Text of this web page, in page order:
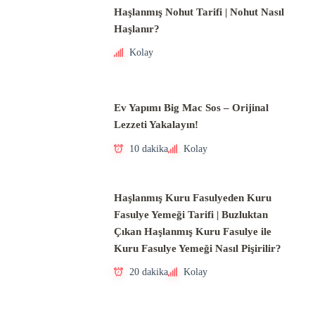
Haşlanmış Nohut Tarifi | Nohut Nasıl
Haşlanır?
Kolay
Ev Yapımı Big Mac Sos – Orijinal
Lezzeti Yakalayın!
10 dakika Kolay
Haşlanmış Kuru Fasulyeden Kuru
Fasulye Yemeği Tarifi | Buzluktan
Çıkan Haşlanmış Kuru Fasulye ile
Kuru Fasulye Yemeği Nasıl Pişirilir?
20 dakika Kolay